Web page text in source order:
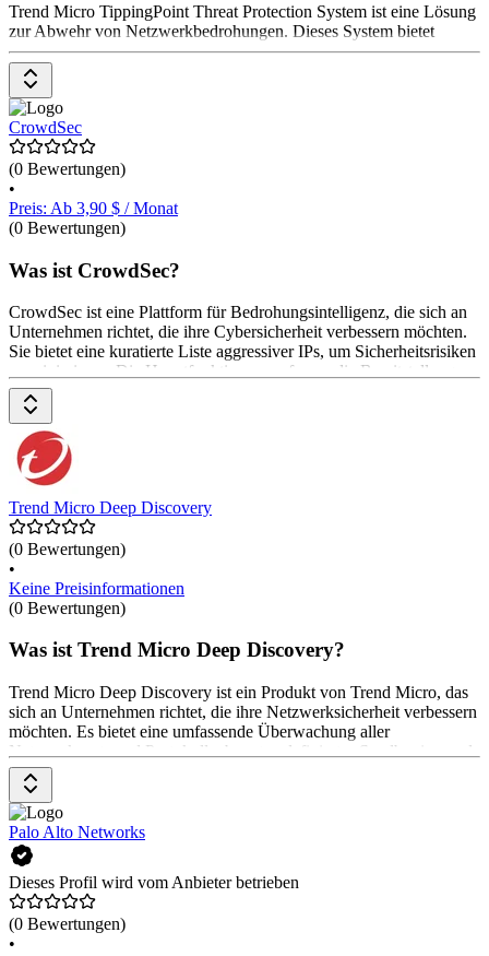
Trend Micro TippingPoint Threat Protection System ist eine Lösung
zur Abwehr von Netzwerkbedrohungen. Dieses System bietet
fortschrittliche Intrusion Prevention (IPS) und Network Defense, um
Unternehmen vor bekannten und unbekannten Schwachstellen
sowie Zero-Day-Exploits zu schützen. Es nutzt eine Kombination
aus Deep Packet Inspection und Reputationsdiensten, um
schädlichen Datenverkehr zu identifizieren und zu blockieren. Die
Lösung hilft, die Netzwerksicherheit zu stärken und
Unterbrechungen durch Angriffe zu minimieren. Die Preise gibt es
auf Anfrage beim Anbieter.
CrowdSec
(0 Bewertungen)
•
Preis: Ab 3,90 $ / Monat
(0 Bewertungen)
Was ist CrowdSec?
CrowdSec ist eine Plattform für Bedrohungsintelligenz, die sich an
Unternehmen richtet, die ihre Cybersicherheit verbessern möchten.
Sie bietet eine kuratierte Liste aggressiver IPs, um Sicherheitsrisiken
zu minimieren. Die Hauptfunktionen umfassen die Bereitstellung
von Echtzeitdaten, eine hohe Datenvielfalt und eine tägliche
Rotation von IPs. CrowdSec ermöglicht eine einfache Integration in
bestehende Systeme. Die Preisgestaltung erfolgt über ein flexibles
Modell, das auf den Bedürfnissen der
Trend Micro Deep Discovery
(0 Bewertungen)
•
Keine Preisinformationen
(0 Bewertungen)
Was ist Trend Micro Deep Discovery?
Trend Micro Deep Discovery ist ein Produkt von Trend Micro, das
sich an Unternehmen richtet, die ihre Netzwerksicherheit verbessern
möchten. Es bietet eine umfassende Überwachung aller
Netzwerkports und Protokolle, benutzerdefiniertes Sandboxing und
erweiterte Erkennungs- und Reaktionsfunktionen. Mit Trend Micro
Deep Discovery können Unternehmen gezielte Angriffe und
Ransomware im gesamten Netzwerk erkennen und verhindern. Das
Pricing-Modell ist auf Anfrage erhältlich.
Palo Alto Networks
Dieses Profil wird vom Anbieter betrieben
(0 Bewertungen)
•